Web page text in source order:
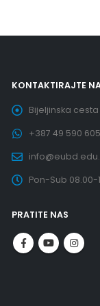
KONTAKTIRAJTE
Bijeljinska
+387 49 590 605
Pon-Sub 08.00-
PRATITE NAS